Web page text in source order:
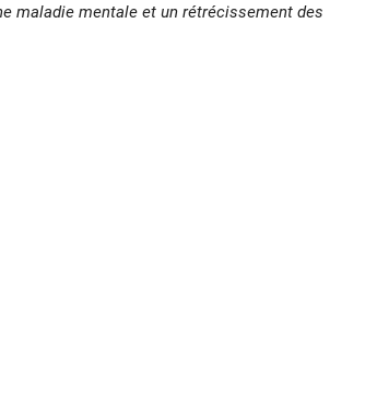
maladie mentale et un rétrécissement des